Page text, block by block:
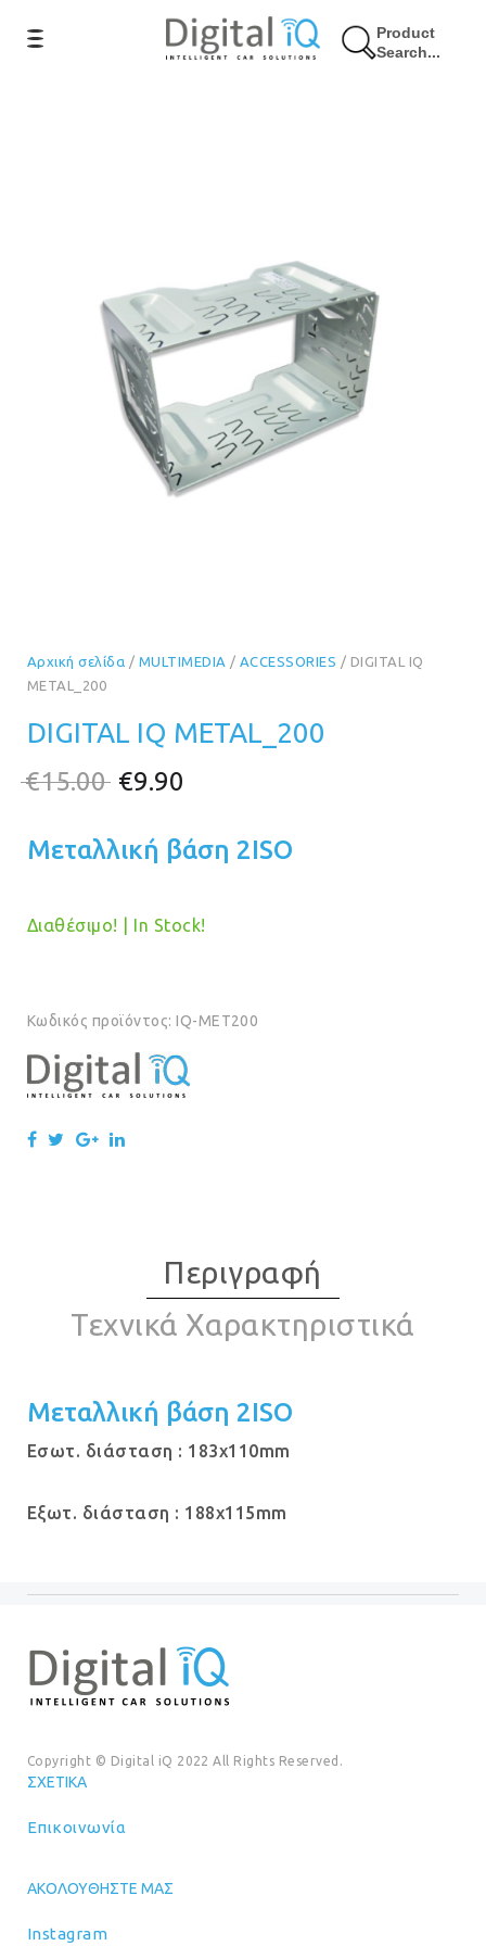
Product
Search...
Αρχική σελίδα / MULTIMEDIA / ACCESSORIES / DIGITAL IQ
METAL_200
DIGITAL IQ METAL_200
€15.00 Original
was:
€9.90
τιμή
€9.90.
Μεταλλική βάση 2ISO
Διαθέσιμο! | In Stock!
Κωδικός προϊόντος:IQ-MET200
Περιγραφή
Τεχνικά Χαρακτηριστικά
Μεταλλική βάση 2ISO
Εσωτ. διάσταση : 183x110mm
Εξωτ. διάσταση : 188x115mm
Copyright © Digital iQ 2022 All Rights Reserved.
ΣΧΕΤΙΚΆ
Επικοινωνία
ΑΚΟΛΟΥΘΉΣΤΕ ΜΑΣ
Instagram